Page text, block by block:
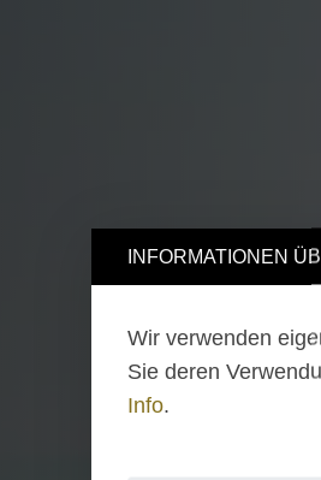
INFORMATIONEN
Wir verwenden
Sie deren
Info.